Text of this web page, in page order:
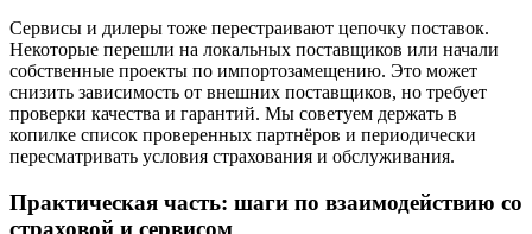
Сервисы и дилеры тоже перестраивают цепочку поставок.
Некоторые перешли на локальных поставщиков или начали
собственные проекты по импортозамещению. Это может
снизить зависимость от внешних поставщиков, но требует
проверки качества и гарантий. Мы советуем держать в
копилке список проверенных партнёров и периодически
пересматривать условия страхования и обслуживания.
Практическая часть: шаги по взаимодействию со
страховой и сервисом